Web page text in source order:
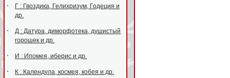
Г : Гвоздика, Гелихризум, Годеция и
др.
Д : Датура, диморфотека, душистый
горошек и др.
И : Ипомея, иберис и др.
К : Календула, космея, кобея и др.